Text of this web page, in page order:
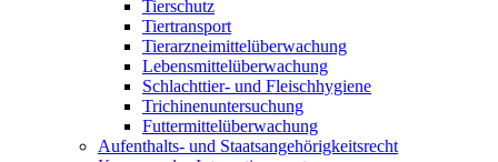
Tierschutz
Tiertransport
Tierarzneimittelüberwachung
Lebensmittelüberwachung
Schlachttier- und Fleischhygiene
Trichinenuntersuchung
Futtermittelüberwachung
Aufenthalts- und Staatsangehörigkeitsrecht